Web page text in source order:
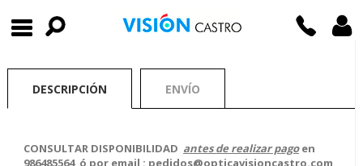
DESCRIPCIÓN ENVÍO
CONSULTAR DISPONIBILIDAD antes de realizar pagoen
986485564 ó por email : pedidos@opticavisioncastro.com